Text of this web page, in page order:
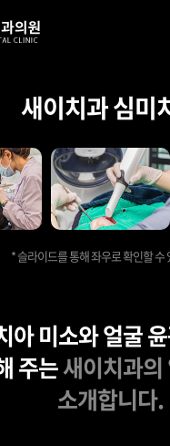
새이치과 심미
* 슬라이드를 통해 좌우로 확인할 수
아 미소와 얼굴
주는새이치과의
소개합니다.